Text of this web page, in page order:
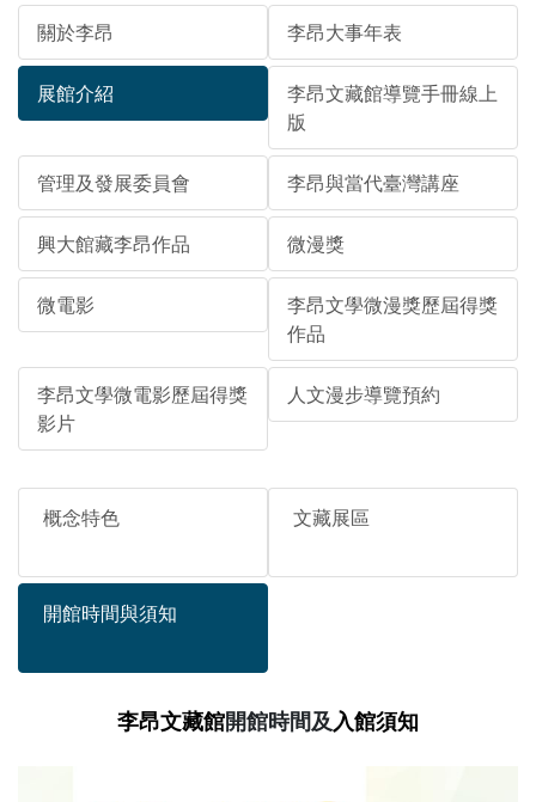
關於李昂 李昂大事年表
展館介紹
李昂文藏館導覽手冊線上
版
管理及發展委員會 李昂與當代臺灣講座
興大館藏李昂作品 微漫獎
微電影
李昂文學微漫獎歷屆得獎
作品
李昂文學微電影歷屆得獎
影片
人文漫步導覽預約
概念特色 文藏展區
開館時間與須知
李昂文藏館開館時間及入館須知